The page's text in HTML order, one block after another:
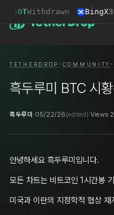
Withdrawn · BingX
TETHERDROP · COMMUNITY ·
흑두루미 BTC 시
흑두루미 ·05/22/26(edited)·Views
안녕하세요 흑두루미입니다.
모든 차트는 비트코인 1시간봉
미국과 이란의 지정학적 협상 재